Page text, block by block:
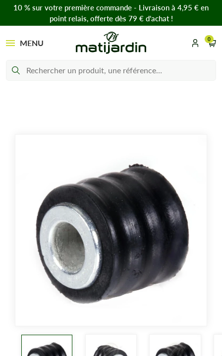
10 % sur votre première commande - Livraison à 4,95 € en
point relais, offerte dès 79 € d’achat !
MENU 0